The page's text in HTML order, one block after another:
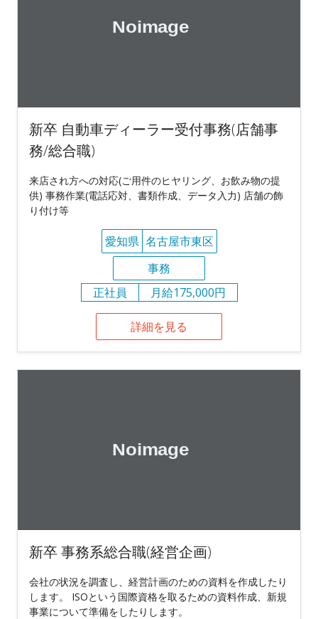
新卒 自動車ディーラー受付事務(店舗事
務/総合職)
来店され方への対応(ご用件のヒヤリング、お飲み物の提
供) 事務作業(電話応対、書類作成、データ入力) 店舗の飾
り付け等
愛知県 名古屋市東区
事務
正社員
月給175,000円
詳細を見る
新卒 事務系総合職(経営企画)
会社の状況を調査し、経営計画のための資料を作成したり
します。 ISOという国際資格を取るための資料作成、新規
事業について準備をしたりします。